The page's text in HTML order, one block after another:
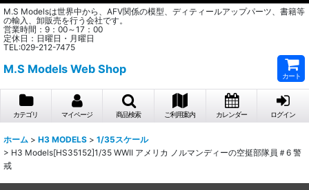
M.S Modelsは世界中から、AFV関係の模型、ディティールアップパーツ、書籍等
の輸入、卸販売を行う会社です。
営業時間：9：00～17：00
定休日：日曜日・月曜日
TEL:029-212-7475
M.S Models Web Shop
カート
カテゴリ マイページ 商品検索 ご利用案内 カレンダー ログイン
ホーム > H3 MODELS > 1/35スケール
> H3 Models[HS35152]1/35 WWII アメリカ ノルマンディーの空挺部隊員＃6 警
戒